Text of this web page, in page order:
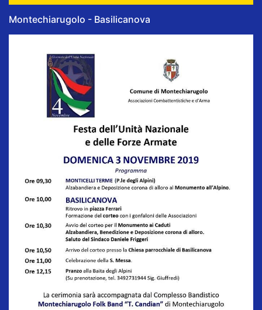
Montechiarugolo - Basilicanova